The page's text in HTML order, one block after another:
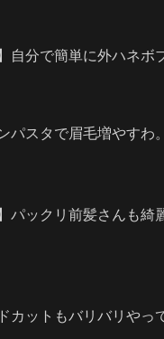
自分で簡単に外ハネ
パスタで眉毛増やすわ。
パックリ前髪さんも綺
カットもバリバリやっ